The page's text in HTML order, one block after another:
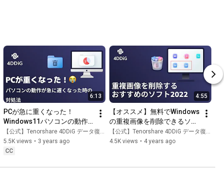
6:13
PCが急に重くなった！
Windows11パソコンの動作
が急に遅くなった時の対処法
を紹介｜4DDiG Duplicate
File Deleter
【公式】Tenorshare 4DDiG データ復元
5.5K views • 3 years ago
CC
4:55
【オススメ】無料でWindows
の重複画像を削除できるソフ
トDuplicate File Deleter
【公式】Tenorshare 4DDiG データ復元
4.5K views • 4 years ago